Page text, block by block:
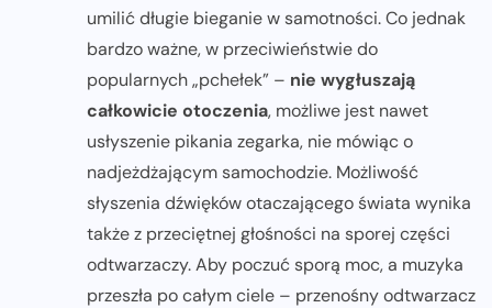
umilić długie bieganie w samotności. Co jednak
bardzo ważne, w przeciwieństwie do
popularnych „pchełek” – nie wygłuszają
całkowicie otoczenia, możliwe jest nawet
usłyszenie pikania zegarka, nie mówiąc o
nadjeżdżającym samochodzie. Możliwość
słyszenia dźwięków otaczającego świata wynika
także z przeciętnej głośności na sporej części
odtwarzaczy. Aby poczuć sporą moc, a muzyka
przeszła po całym ciele – przenośny odtwarzacz